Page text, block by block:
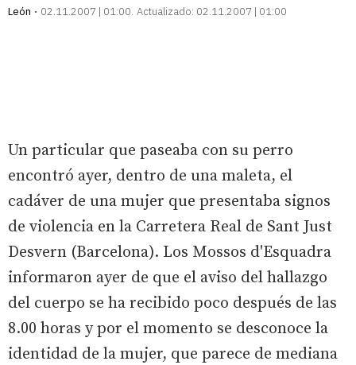
León
02.11.2007 | 01:00 Actualizado: 02.11.2007 | 01:00
Un particular que paseaba con su perro
encontró ayer, dentro de una maleta, el
cadáver de una mujer que presentaba signos
de violencia en la Carretera Real de Sant Just
Desvern (Barcelona). Los Mossos d'Esquadra
informaron ayer de que el aviso del hallazgo
del cuerpo se ha recibido poco después de las
8.00 horas y por el momento se desconoce la
identidad de la mujer, que parece de mediana